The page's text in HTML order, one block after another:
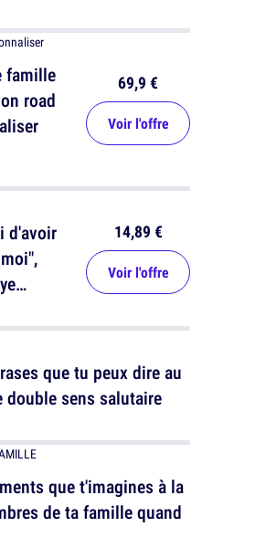
famille
road
69,9 €
Voir l'offre
d'avoir
14,89 €
Voir l'offre
que tu peux dire au
double sens salutaire
que t'imagines à la
de ta famille quand